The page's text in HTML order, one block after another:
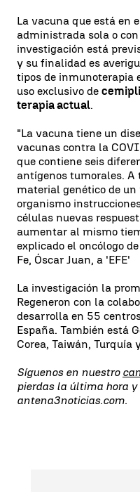
La vacuna que está en
administrada sola o
investigación está
y su finalidad es
tipos de inmunoterapia
uso exclusivo de
terapia actual.
"La vacuna tiene un
vacunas contra la
que contiene seis
antígenos tumorales. A
material genético de
organismo
células nuevas
aumentar al mismo
explicado el oncólogo
Fe, Óscar Juan, a 'EFE'
La investigación la
Regeneron con la
desarrolla en 55
España. También está
Corea, Taiwán, Turquía
Síguenos en nuestro
pierdas la última hora
antena3noticias.com.